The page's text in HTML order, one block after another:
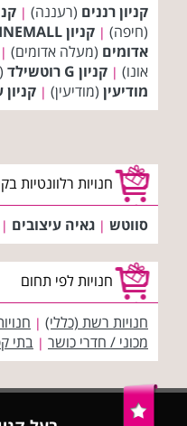
קניון רננים (רעננה) |
(חיפה) | קניון CINEMALL (סינמול)
אדומים (מעלה אדומים) |
אונו) | קניון G רוטשילד
מודיעין (מודיעין) |
חנויות רלוונטיות
סווטש | גאיה עיצובים |
חנויות לפי תחום
חנויות רשת (כללי) |
מכוני / חדרי כושר | בתי